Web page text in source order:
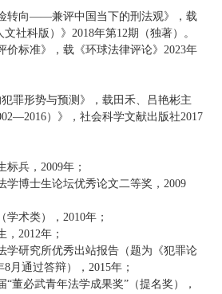
转向——兼评中国当下的刑法观》，载
社科版）》2018年第12期（独著）。
价标准》，载《环球法律评论》2023年
犯罪形势与预测》，载田禾、吕艳彬主
）》，社会科学文献出版社2017
标兵，2009年；
学博士生论坛优秀论文二等奖，2009
术类），2010年；
2012年；
学研究所优秀出站报告（题为《犯罪论
月通过答辩），2015年；
“董必武青年法学成果奖”（提名奖），